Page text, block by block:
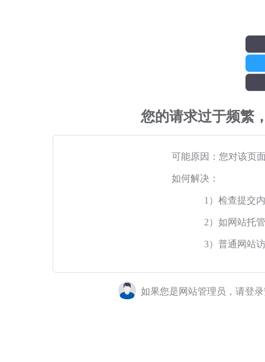
您的请求过于频繁
可能原因：您对该页
如何解决：
1）检查提交
2）如网站托
3）普通网站
如果您是网站管理员，请登